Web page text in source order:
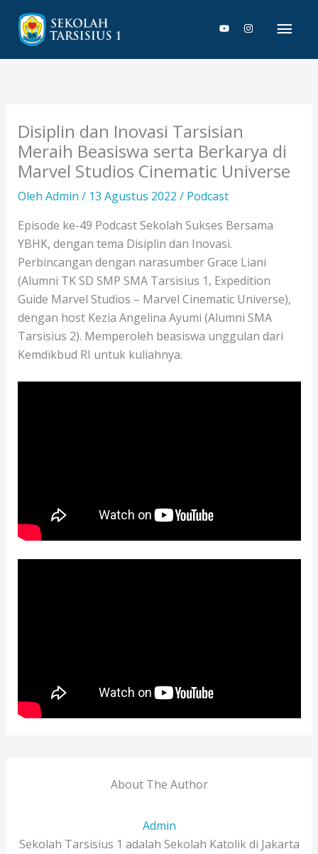
konten
Disiplin dan Inovasi Tarsisian
Meraih Beasiswa serta Berkarya di
Marvel Studios Cinematic Universe
Oleh Admin / 13 Agustus 2022 / Podcast
Episode ke-49 Podcast Sekolah Sukses Bersama
YBHK, dengan tema Disiplin dan Inovasi.
Perbincangan dengan narasumber Grace Liani
(Alumni TK SD SMP SMA Tarsisius 1, Expedition
Guide Marvel Studios – Marvel Cinematic Universe),
dengan host Kezia Angelina Ayumi (Alumni SMA
Tarsisius 2). Memperoleh beasiswa unggulan dari
Kemdikbud RI untuk kuliahnya.
About The Author
Admin
Sekolah Tarsisius 1 adalah Sekolah Katolik di Jakarta